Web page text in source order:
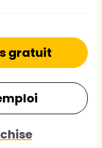
gratuit